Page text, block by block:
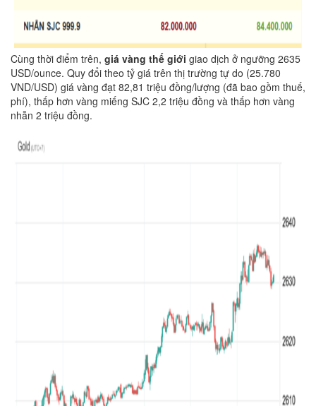
Cùng thời điểm trên, giá vàng thế giới giao dịch ở ngưỡng 2635
USD/ounce. Quy đổi theo tỷ giá trên thị trường tự do (25.780
VND/USD) giá vàng đạt 82,81 triệu đồng/lượng (đã bao gồm thuế,
phí), thấp hơn vàng miếng SJC 2,2 triệu đồng và thấp hơn vàng
nhẫn 2 triệu đồng.